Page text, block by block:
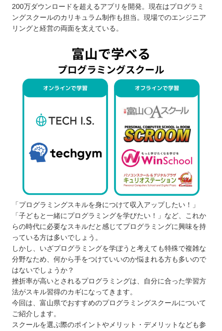
200万ダウンロードを超えるアプリを開発。現在はプログラミ
ングスクールのカリキュラム制作も担当。現場でのエンジニア
リングと経営の両面を支えている。
「プログラミングスキルを身につけて収入アップしたい！」
「子どもと一緒にプログラミングを学びたい！」など、これか
らの時代に必要なスキルだと感じてプログラミングに興味を持
っている方は多いでしょう。
しかし、いざプログラミングを学ぼうと考えても特殊で複雑な
分野なため、何から手をつけていいのか悩まれる方も多いので
はないでしょうか？
挫折率が高いとされるプログラミングは、自分に合った学習方
法がスキル習得のカギになってきます。
今回は、富山県でおすすめのプログラミングスクールについて
ご紹介します。
スクールを選ぶ際のポイントやメリット・デメリットなども参